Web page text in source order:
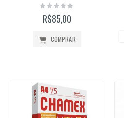
Rating:
R$85,00
COMPRAR